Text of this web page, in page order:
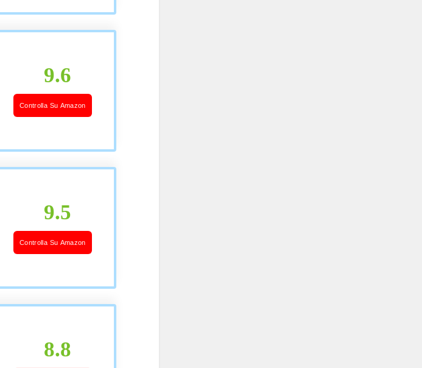
9.6
Controlla Su Amazon
9.5
Controlla Su Amazon
8.8